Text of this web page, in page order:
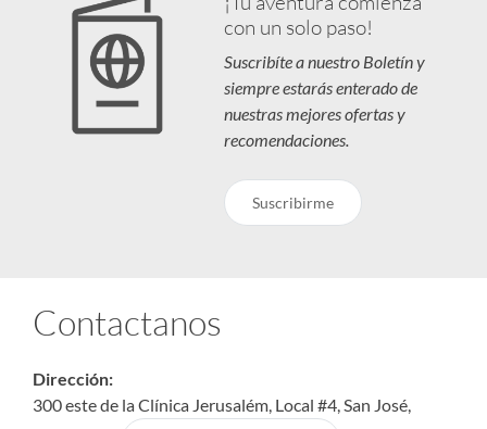
con un solo paso!
Suscribíte a nuestro Boletín y
siempre estarás enterado de
nuestras mejores ofertas y
recomendaciones.
Suscribirme
Contactanos
Dirección:
300 este de la Clínica Jerusalém, Local #4, San José,